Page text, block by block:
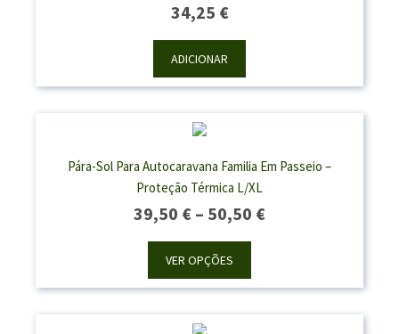
34,25 €
ADICIONAR
Pára-Sol Para Autocaravana Familia Em Passeio –
Proteção Térmica L/XL
39,50 € – 50,50 €Price
Through
VER OPÇÕES